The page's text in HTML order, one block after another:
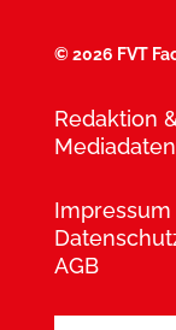
©2026 FVT
Redaktion
Mediadaten
Impressum
AGB